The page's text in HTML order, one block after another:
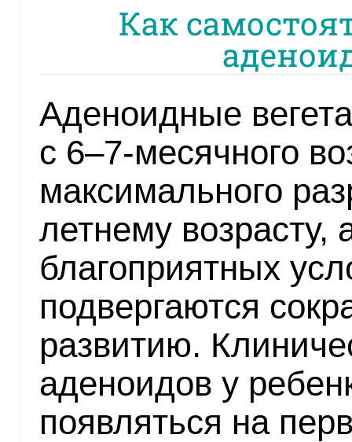
Как
Аденоидные
с 6–7-месячного
максимального
летнему возрасту,
благоприятных
подвергаются
развитию.
аденоидов у
появляться на